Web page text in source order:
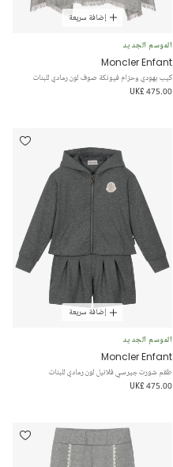
إضافة سريعة
الموسم الجديد
Moncler Enfant
كيب بهودي وحزام فيونكة صوف لون رمادي للبنات
UK£ 475.00
إضافة سريعة
الموسم الجديد
Moncler Enfant
طقم شورت جيرسي فلانيل لون رمادي للبنات
UK£ 475.00